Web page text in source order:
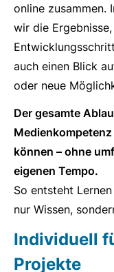
online zusammen.
wir die
auch einen Blick
oder neue
Der gesamte
können – ohne
eigenen Tempo.
So entsteht
nur Wissen,
Individuell
Projekte